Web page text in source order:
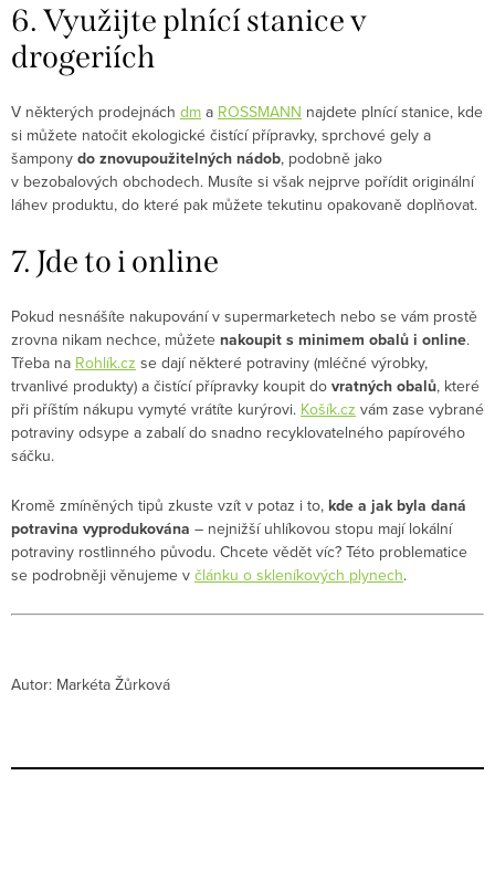
6. Využijte plnící stanice v
drogeriích
V některých prodejnách dm a ROSSMANN najdete plnící stanice, kde
si můžete natočit ekologické čistící přípravky, sprchové gely a
šampony do znovupoužitelných nádob, podobně jako
v bezobalových obchodech. Musíte si však nejprve pořídit originální
láhev produktu, do které pak můžete tekutinu opakovaně doplňovat.
7. Jde to i online
Pokud nesnášíte nakupování v supermarketech nebo se vám prostě
zrovna nikam nechce, můžete nakoupit s minimem obalů i online.
Třeba na Rohlík.cz se dají některé potraviny (mléčné výrobky,
trvanlivé produkty) a čistící přípravky koupit do vratných obalů, které
při příštím nákupu vymyté vrátíte kurýrovi. Košík.cz vám zase vybrané
potraviny odsype a zabalí do snadno recyklovatelného papírového
sáčku.
Kromě zmíněných tipů zkuste vzít v potaz i to, kde a jak byla daná
potravina vyprodukována – nejnižší uhlíkovou stopu mají lokální
potraviny rostlinného původu. Chcete vědět víc? Této problematice
se podrobněji věnujeme v článku o skleníkových plynech.
Autor: Markéta Žůrková